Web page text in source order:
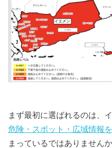
まず最初に選ばれるのは、
危険・スポット・広域情報
まっているではありません